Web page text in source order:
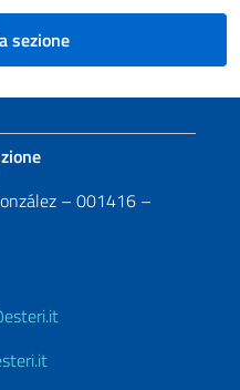
sezione
– 001416 –